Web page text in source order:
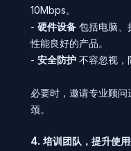
10Mbps。
- 硬件设备 包括电脑、
性能良好的产品。
- 安全防护 不容忽视，
必要时，邀请专业顾
颈。
4. 培训团队，提升使